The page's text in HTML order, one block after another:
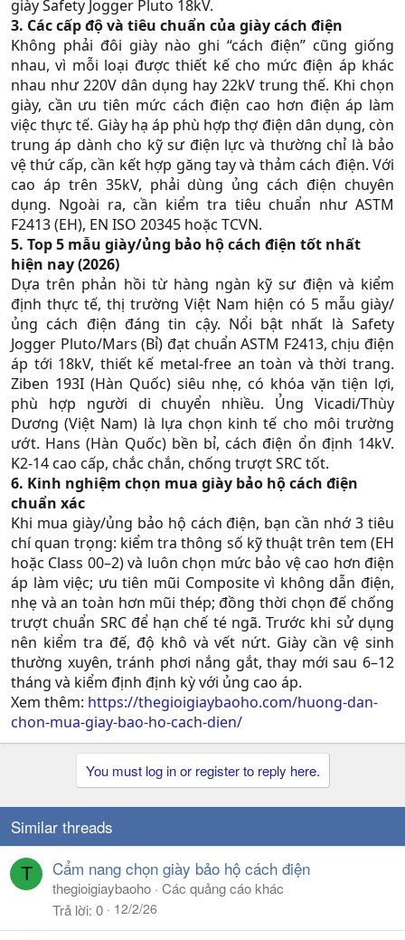
giày Safety Jogger Pluto 18kV.​
3. Các cấp độ và tiêu chuẩn của giày cách điện
Không phải đôi giày nào ghi “cách điện” cũng giống
nhau, vì mỗi loại được thiết kế cho mức điện áp khác
nhau như 220V dân dụng hay 22kV trung thế. Khi chọn
giày, cần ưu tiên mức cách điện cao hơn điện áp làm
việc thực tế. Giày hạ áp phù hợp thợ điện dân dụng, còn
trung áp dành cho kỹ sư điện lực và thường chỉ là bảo
vệ thứ cấp, cần kết hợp găng tay và thảm cách điện. Với
cao áp trên 35kV, phải dùng ủng cách điện chuyên
dụng. Ngoài ra, cần kiểm tra tiêu chuẩn như ASTM
F2413 (EH), EN ISO 20345 hoặc TCVN.​
5. Top 5 mẫu giày/ủng bảo hộ cách điện tốt nhất
hiện nay (2026)
Dựa trên phản hồi từ hàng ngàn kỹ sư điện và kiểm
định thực tế, thị trường Việt Nam hiện có 5 mẫu giày/
ủng cách điện đáng tin cậy. Nổi bật nhất là Safety
Jogger Pluto/Mars (Bỉ) đạt chuẩn ASTM F2413, chịu điện
áp tới 18kV, thiết kế metal-free an toàn và thời trang.
Ziben 193I (Hàn Quốc) siêu nhẹ, có khóa vặn tiện lợi,
phù hợp người di chuyển nhiều. Ủng Vicadi/Thùy
Dương (Việt Nam) là lựa chọn kinh tế cho môi trường
ướt. Hans (Hàn Quốc) bền bỉ, cách điện ổn định 14kV.
K2-14 cao cấp, chắc chắn, chống trượt SRC tốt.​
6. Kinh nghiệm chọn mua giày bảo hộ cách điện
chuẩn xác
Khi mua giày/ủng bảo hộ cách điện, bạn cần nhớ 3 tiêu
chí quan trọng: kiểm tra thông số kỹ thuật trên tem (EH
hoặc Class 00–2) và luôn chọn mức bảo vệ cao hơn điện
áp làm việc; ưu tiên mũi Composite vì không dẫn điện,
nhẹ và an toàn hơn mũi thép; đồng thời chọn đế chống
trượt chuẩn SRC để hạn chế té ngã. Trước khi sử dụng
nên kiểm tra đế, độ khô và vết nứt. Giày cần vệ sinh
thường xuyên, tránh phơi nắng gắt, thay mới sau 6–12
tháng và kiểm định định kỳ với ủng cao áp.​
Xem thêm: https://thegioigiaybaoho.com/huong-dan-
chon-mua-giay-bao-ho-cach-dien/
You must log in or register to reply here.
Similar threads
T Cẩm nang chọn giày bảo hộ cách điện
thegioigiaybaoho Các quảng cáo khác
Trả lời 0 12/2/26